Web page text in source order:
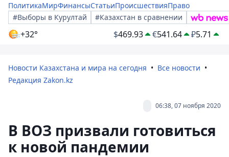
ПолитикаМирФинансыСтатьиПроисшествияПраво
#Выборы в Курултай
#Казахстан в сравнении
+32° $469.93 €541.64 ₽5.71
Новости Казахстана и мира на сегодня
Все новости
Редакция Zakon.kz
06:38, 07 ноября 2020
В ВОЗ призвали готовиться
к новой пандемии